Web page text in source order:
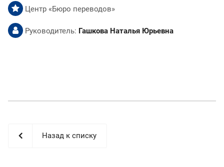
Центр «Бюро переводов»
Руководитель: Гашкова Наталья Юрьевна
Назад к списку